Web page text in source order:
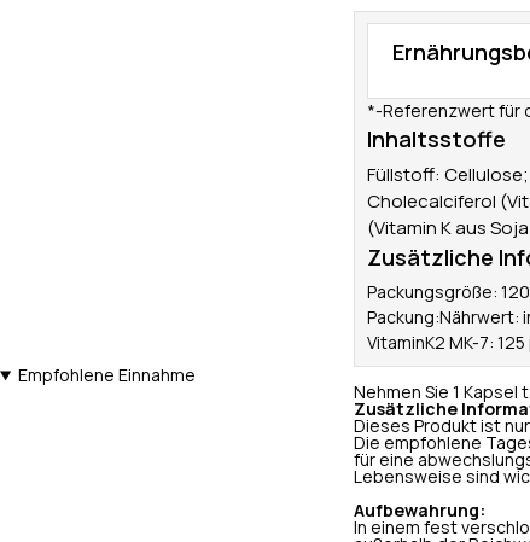
*-Referenzwert für
Inhaltsstoffe
Füllstoff:
Cholecalciferol
(Vitamin K aus
Zusätzliche
Packungsgröße:
Packung:Nährwert:
VitaminK2 MK-7: 125
Empfohlene Einnahme
Nehmen Sie 1
Zusätzliche
Dieses Produkt ist
Die empfohlene
für eine
Lebensweise sind
Aufbewahrung:
In einem fest